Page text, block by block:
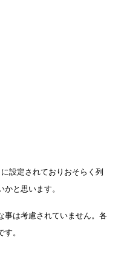
設定されておりおそらく列
と思います。
事は考慮されていません。各
。